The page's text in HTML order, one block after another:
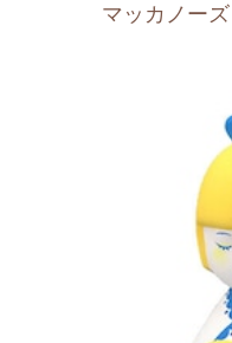
マッカノー